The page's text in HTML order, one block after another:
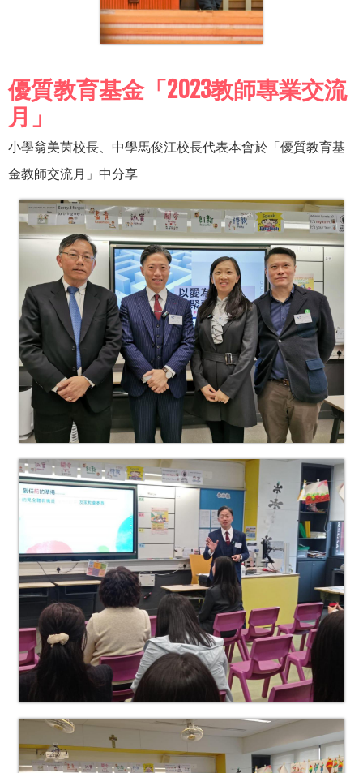
優質教育基金「2023教師專業交流
月」
小學翁美茵校長、中學馬俊江校長代表本會於「優質教育基
金教師交流月」中分享